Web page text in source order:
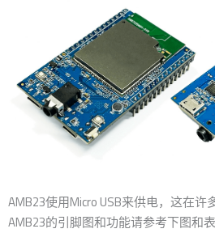
AMB23使用Micro USB来供电，这在许
AMB23的引脚图和功能请参考下图和表